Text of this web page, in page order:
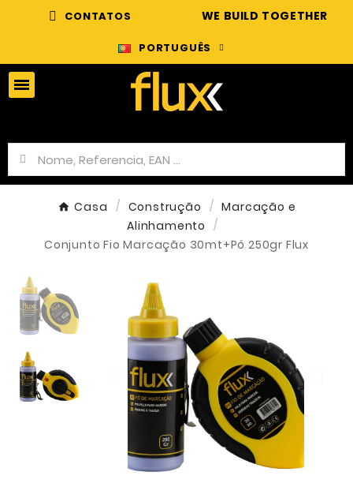
CONTATOS WE BUILD TOGETHER
PORTUGUÊS
Casa Construção
Marcação e
Alinhamento
Conjunto Fio Marcação 30mt+Pó 250gr Flux